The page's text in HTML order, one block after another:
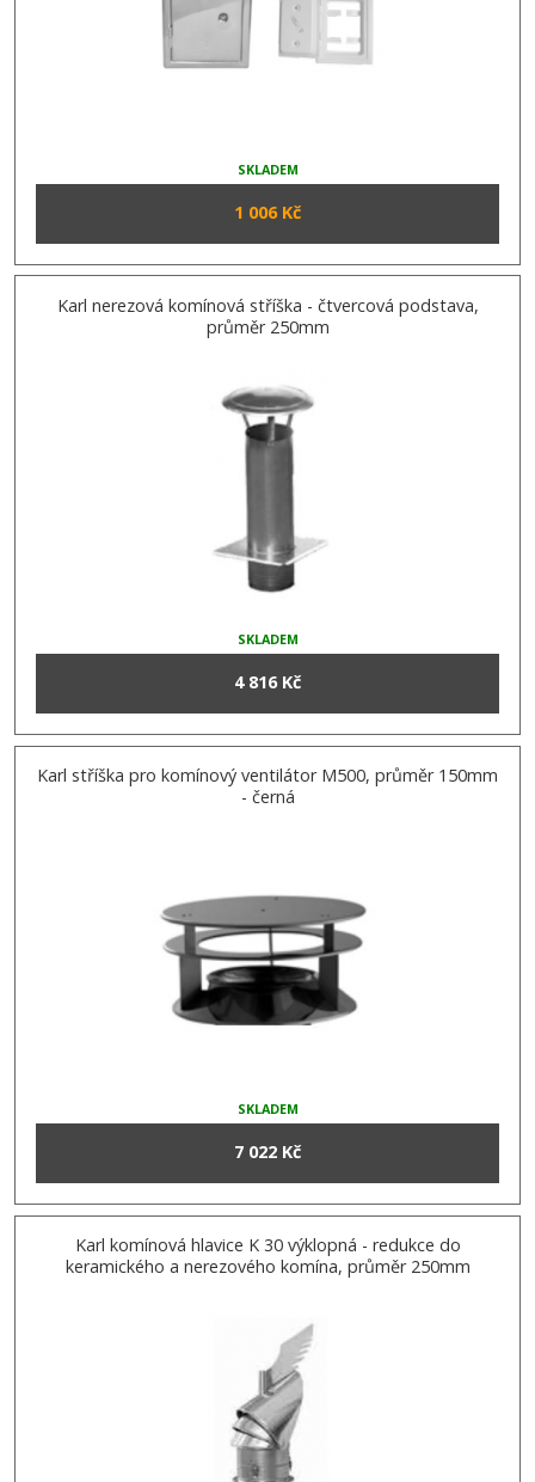
SKLADEM
1 006 Kč
Karl nerezová komínová stříška - čtvercová podstava,
průměr 250mm
SKLADEM
4 816 Kč
Karl stříška pro komínový ventilátor M500, průměr 150mm
- černá
SKLADEM
7 022 Kč
Karl komínová hlavice K 30 výklopná - redukce do
keramického a nerezového komína, průměr 250mm